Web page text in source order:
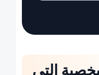
التي